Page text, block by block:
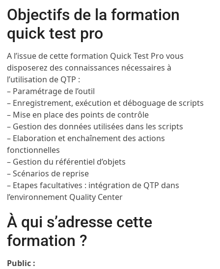
Objectifs de la formation
quick test pro
A l’issue de cette formation Quick Test Pro vous
disposerez des connaissances nécessaires à
l’utilisation de QTP :
– Paramétrage de l’outil
– Enregistrement, exécution et déboguage de scripts
– Mise en place des points de contrôle
– Gestion des données utilisées dans les scripts
– Elaboration et enchaînement des actions
fonctionnelles
– Gestion du référentiel d’objets
– Scénarios de reprise
– Etapes facultatives : intégration de QTP dans
l’environnement Quality Center
À qui s’adresse cette
formation ?
Public :